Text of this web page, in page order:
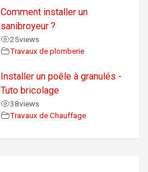
Comment installer un
sanibroyeur ?
25views
Travaux de plomberie
Installer un poêle à granulés -
Tuto bricolage
38views
Travaux de Chauffage